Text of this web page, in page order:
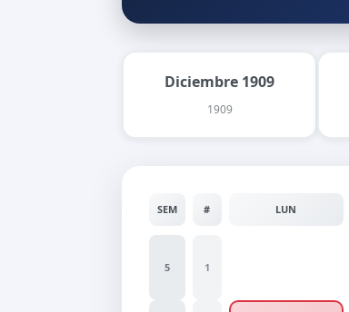
Diciembre 1909
1909
SEM # LUN
5 1